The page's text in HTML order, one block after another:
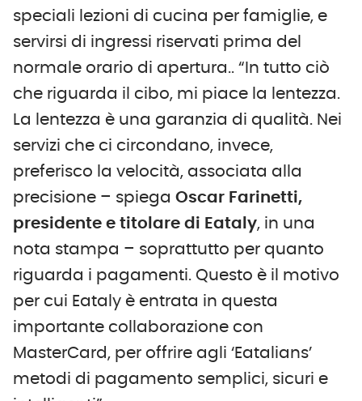
speciali lezioni di cucina per famiglie, e
servirsi di ingressi riservati prima del
normale orario di apertura.. “In tutto ciò
che riguarda il cibo, mi piace la lentezza.
La lentezza è una garanzia di qualità. Nei
servizi che ci circondano, invece,
preferisco la velocità, associata alla
precisione – spiega Oscar Farinetti,
presidente e titolare di Eataly, in una
nota stampa – soprattutto per quanto
riguarda i pagamenti. Questo è il motivo
per cui Eataly è entrata in questa
importante collaborazione con
MasterCard, per offrire agli ‘Eatalians’
metodi di pagamento semplici, sicuri e